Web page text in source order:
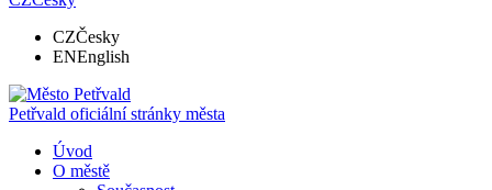
CZČesky
ENEnglish
Petřvald oficiální stránky města
Úvod
O městě